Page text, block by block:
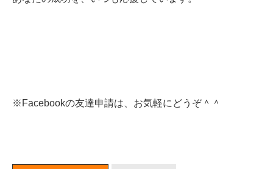
※Facebookの友達申請は、お気軽にどうぞ＾＾